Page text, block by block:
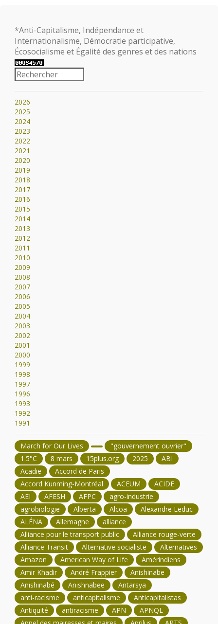
*Anti-Capitalisme, Indépendance et
Internationalisme, Démocratie participative,
Écosocialisme et Égalité des genres et des nations
2026
2025
2024
2023
2022
2021
2020
2019
2018
2017
2016
2015
2014
2013
2012
2011
2010
2009
2008
2007
2006
2005
2004
2003
2002
2001
2000
1999
1998
1997
1996
1993
1992
1991
March for Our Lives
"gouvernement ouvrier"
1.5°C
8 mars 15plus.org 2025
ABI
Acadie
Accord de Paris
Accord Kunming-Montréal
ACEUM
ACIDE
AEI
AFESH AFPC
agro-industrie
agrobiologie
Alberta Alcoa
Alexandre Leduc
ALÉNA
Allemagne
alliance
Alliance pour le transport public
Alliance rouge-verte
Alliance Transit
Alternative socialiste
Alternatives
Amazon
American Way of Life
Amérindiens
Amir Khadir
André Frappier
Anishinabe
Anishinabé
Anishnabee
Antarsya
anti-racisme
anticapitalisme
Anticapitalistas
Antiquité
antiracisme APN
APNQL